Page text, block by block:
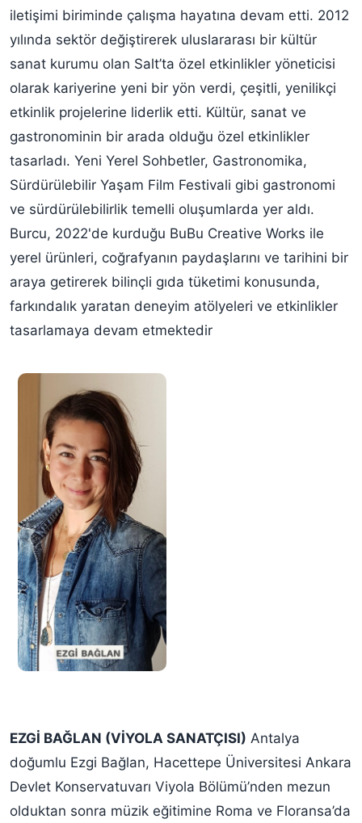
iletişimi biriminde çalışma hayatına devam etti. 2012
yılında sektör değiştirerek uluslararası bir kültür
sanat kurumu olan Salt’ta özel etkinlikler yöneticisi
olarak kariyerine yeni bir yön verdi, çeşitli, yenilikçi
etkinlik projelerine liderlik etti. Kültür, sanat ve
gastronominin bir arada olduğu özel etkinlikler
tasarladı. Yeni Yerel Sohbetler, Gastronomika,
Sürdürülebilir Yaşam Film Festivali gibi gastronomi
ve sürdürülebilirlik temelli oluşumlarda yer aldı.
Burcu, 2022'de kurduğu BuBu Creative Works ile
yerel ürünleri, coğrafyanın paydaşlarını ve tarihini bir
araya getirerek bilinçli gıda tüketimi konusunda,
farkındalık yaratan deneyim atölyeleri ve etkinlikler
tasarlamaya devam etmektedir
EZGİ BAĞLAN (VİYOLA SANATÇISI) Antalya
doğumlu Ezgi Bağlan, Hacettepe Üniversitesi Ankara
Devlet Konservatuvarı Viyola Bölümü’nden mezun
olduktan sonra müzik eğitimine Roma ve Floransa’da